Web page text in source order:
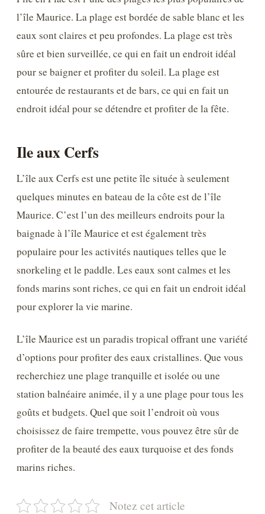
l’île Maurice. La plage est bordée de sable blanc et les
eaux sont claires et peu profondes. La plage est très
sûre et bien surveillée, ce qui en fait un endroit idéal
pour se baigner et profiter du soleil. La plage est
entourée de restaurants et de bars, ce qui en fait un
endroit idéal pour se détendre et profiter de la fête.
Ile aux Cerfs
L’île aux Cerfs est une petite île située à seulement
quelques minutes en bateau de la côte est de l’île
Maurice. C’est l’un des meilleurs endroits pour la
baignade à l’île Maurice et est également très
populaire pour les activités nautiques telles que le
snorkeling et le paddle. Les eaux sont calmes et les
fonds marins sont riches, ce qui en fait un endroit idéal
pour explorer la vie marine.
L’île Maurice est un paradis tropical offrant une variété
d’options pour profiter des eaux cristallines. Que vous
recherchiez une plage tranquille et isolée ou une
station balnéaire animée, il y a une plage pour tous les
goûts et budgets. Quel que soit l’endroit où vous
choisissez de faire trempette, vous pouvez être sûr de
profiter de la beauté des eaux turquoise et des fonds
marins riches.
Notez cet article